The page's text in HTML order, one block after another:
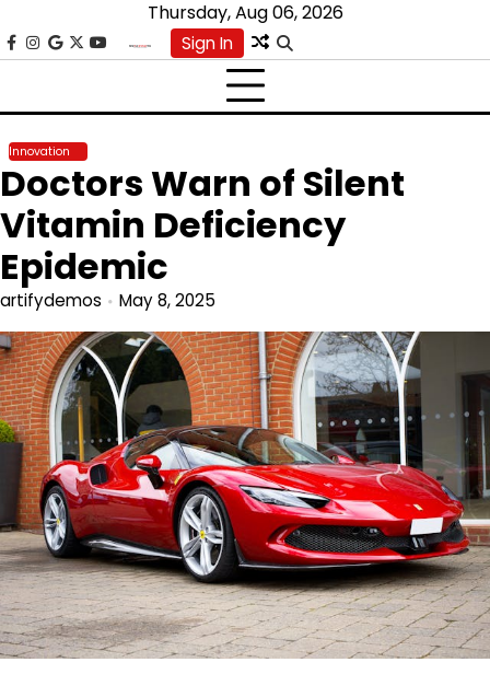
to
content
Thursday, Aug 06, 2026
facebook
instagram
google
x youtube Sign In
Innovation
Doctors Warn of Silent
Vitamin Deficiency
Epidemic
artifydemos May 8, 2025